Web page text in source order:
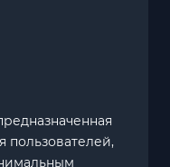
пользователей,